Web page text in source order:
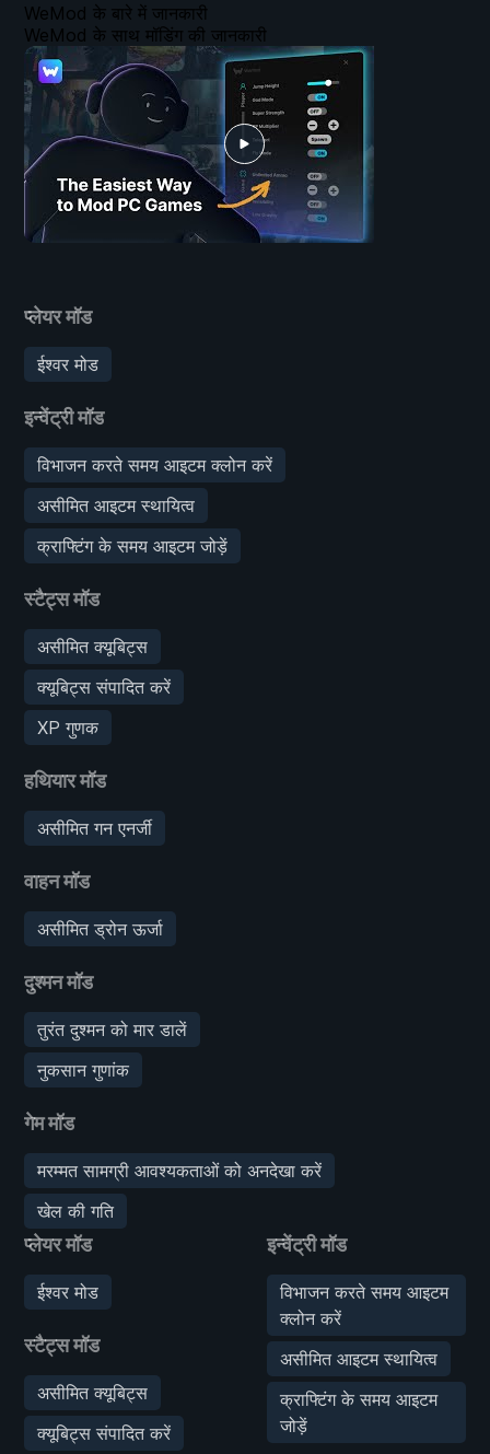
प्लेयर मॉड
ईश्वर मोड
इन्वेंट्री मॉड
विभाजन करते समय आइटम क्लोन करें
असीमित आइटम स्थायित्व
क्राफ्टिंग के समय आइटम जोड़ें
स्टैट्स मॉड
असीमित क्यूबिट्स
क्यूबिट्स संपादित करें
XP गुणक
हथियार मॉड
असीमित गन एनर्जी
वाहन मॉड
असीमित ड्रोन ऊर्जा
दुश्मन मॉड
तुरंत दुश्मन को मार डालें
नुकसान गुणांक
गेम मॉड
मरम्मत सामग्री आवश्यकताओं को अनदेखा करें
खेल की गति
प्लेयर मॉड
ईश्वर मोड
स्टैट्स मॉड
असीमित क्यूबिट्स
क्यूबिट्स संपादित करें
इन्वेंट्री मॉड
विभाजन करते समय आइटम
क्लोन करें
असीमित आइटम स्थायित्व
क्राफ्टिंग के समय आइटम
जोड़ें
WeMod के बारे में जानकारी
WeMod के साथ मॉडिंग की जानकारी